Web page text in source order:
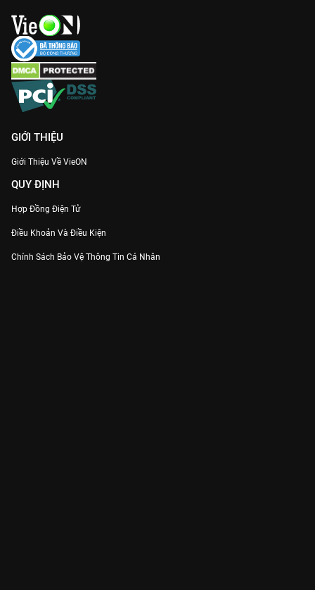
GIỚI THIỆU
Giới Thiệu Về VieON
QUY ĐỊNH
Hợp Đồng Điện Tử
Điều Khoản Và Điều Kiện
Chính Sách Bảo Vệ Thông Tin Cá Nhân